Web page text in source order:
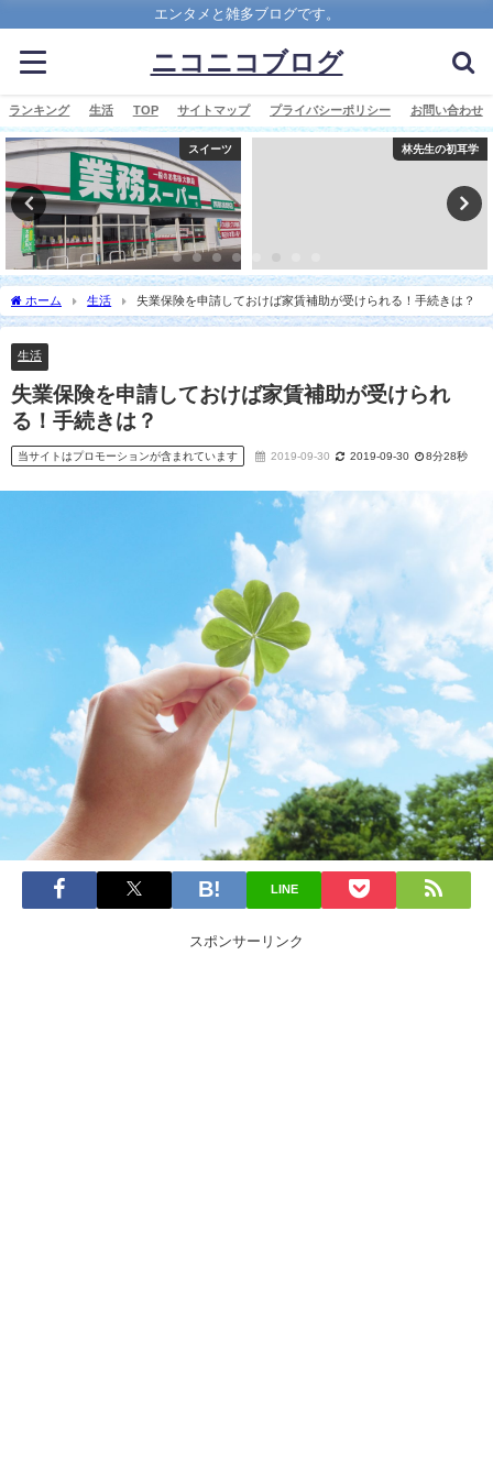
エンタメと雑多ブログです。
ニコニコブログ
ランキング 生活 TOP サイトマップ プライバシーポリシー お問い合わせ
スイーツ 林先生の初耳学
ホーム 生活 失業保険を申請しておけば家賃補助が受けられる！手続きは？
生活
失業保険を申請しておけば家賃補助が受けられ
る！手続きは？
当サイトはプロモーションが含まれています 2019-09-30 2019-09-30 8分28秒
LINE
スポンサーリンク